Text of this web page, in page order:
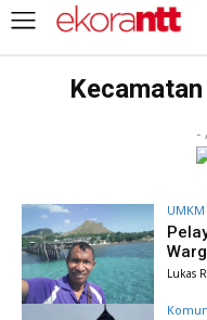
-
Lukas